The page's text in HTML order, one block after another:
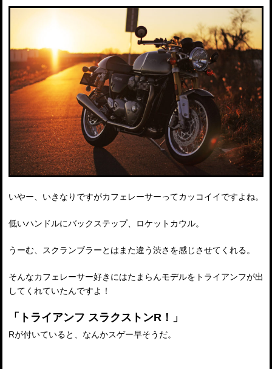
いやー、いきなりですがカフェレーサーってカッコイイですよね。
低いハンドルにバックステップ、ロケットカウル。
うーむ、スクランブラーとはまた違う渋さを感じさせてくれる。
そんなカフェレーサー好きにはたまらんモデルをトライアンフが出
してくれていたんですよ！
「トライアンフ スラクストンR！」
Rが付いていると、なんかスゲー早そうだ。